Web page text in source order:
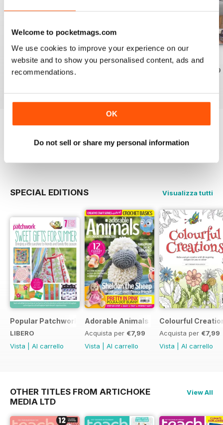
Welcome to pocketmags.com
We use cookies to improve your experience on our
website and to show you personalised content, ads and
recommendations.
OK
Do not sell or share my personal information
May-18
Acquista per€6,99
Apr-18 Mar-18
€6,99
Patchwork Magazine
SPECIAL EDITIONS Visualizza tutti
Popular Patchwork Sweet Gifts for Summer Supplement
LIBERO
Vista
Al carrello
Adorable Animals
Acquista per €7,99
Vista
Al carrello
Colourful
Acquista per €7,99
Vista
Al carrello
OTHER TITLES FROM ARTICHOKE
MEDIA LTD
View All